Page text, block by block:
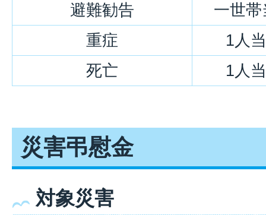
避難勧告
一世
重症
1人
死亡
1人
災害弔慰金
対象災害